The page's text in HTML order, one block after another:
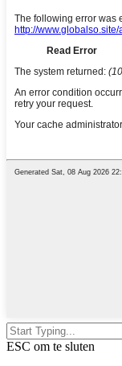
ESC om te sluten